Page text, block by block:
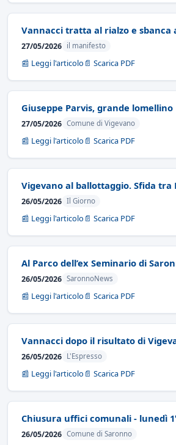
Vannacci tratta al rialzo e sbanca
27/05/2026 il manifesto
📰 Leggi l'articolo 📄 Scarica PDF
Giuseppe Parvis, grande lomellino
27/05/2026 Comune di Vigevano
📰 Leggi l'articolo 📄 Scarica PDF
Vigevano al ballottaggio. Sfida
26/05/2026 Il Giorno
📰 Leggi l'articolo 📄 Scarica PDF
Al Parco dell’ex Seminario di
26/05/2026 SaronnoNews
📰 Leggi l'articolo 📄 Scarica PDF
Vannacci dopo il risultato di
26/05/2026 L'Espresso
📰 Leggi l'articolo 📄 Scarica PDF
Chiusura uffici comunali - lunedì
26/05/2026 Comune di Saronno